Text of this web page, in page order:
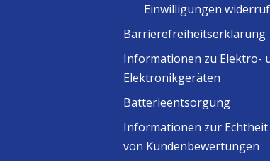
Einwilligungen
Barrierefreiheitserklärung
Informationen zu Elektro-
Elektronikgeräten
Batterieentsorgung
Informationen zur Echtheit
von Kundenbewertungen